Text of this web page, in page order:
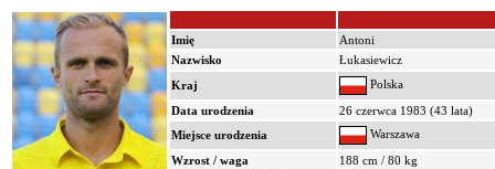
Imię
Antoni
Nazwisko
Łukasiewicz
Kraj
Polska
Data urodzenia
26 czerwca 1983 (43 lata)
Miejsce urodzenia
Warszawa
Wzrost / waga
188 cm / 80 kg